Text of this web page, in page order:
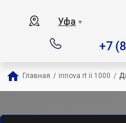
Уфа ▼
+7
Главная / innova rt ii 1000 /